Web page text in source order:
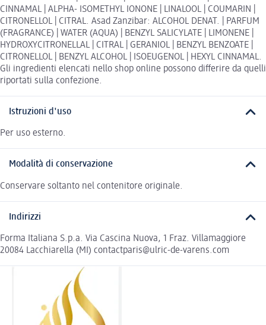
CINNAMAL | ALPHA- ISOMETHYL IONONE | LINALOOL | COUMARIN |
CITRONELLOL | CITRAL. Asad Zanzibar: ALCOHOL DENAT. | PARFUM
(FRAGRANCE) | WATER (AQUA) | BENZYL SALICYLATE | LIMONENE |
HYDROXYCITRONELLAL | CITRAL | GERANIOL | BENZYL BENZOATE |
CITRONELLOL | BENZYL ALCOHOL | ISOEUGENOL | HEXYL CINNAMAL.
Gli ingredienti elencati nello shop online possono differire da quelli
riportati sulla confezione.
Istruzioni d'uso
Per uso esterno.
Modalità di conservazione
Conservare soltanto nel contenitore originale.
Indirizzi
Forma Italiana S.p.a. Via Cascina Nuova, 1 Fraz. Villamaggiore
20084 Lacchiarella (MI) contactparis@ulric-de-varens.com